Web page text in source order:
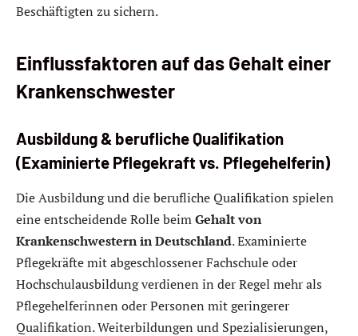
Beschäftigten zu sichern.
Einflussfaktoren auf das Gehalt einer
Krankenschwester
Ausbildung & berufliche Qualifikation
(Examinierte Pflegekraft vs. Pflegehelferin)
Die Ausbildung und die berufliche Qualifikation spielen
eine entscheidende Rolle beimGehalt von
Krankenschwestern in Deutschland. Examinierte
Pflegekräfte mit abgeschlossener Fachschule oder
Hochschulausbildung verdienen in der Regel mehr als
Pflegehelferinnen oder Personen mit geringerer
Qualifikation. Weiterbildungen und Spezialisierungen,